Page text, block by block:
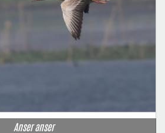
Anser anser